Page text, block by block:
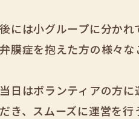
には小グループに分か
膜症を抱えた方の様々
日はボランティアの方
き、スムーズに運営を